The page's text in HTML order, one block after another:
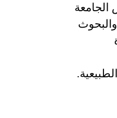
الجامعة